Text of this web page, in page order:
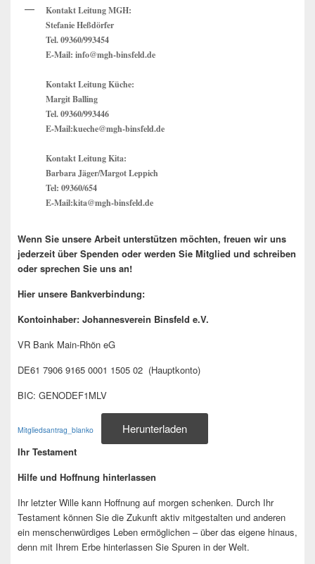
Kontakt Leitung MGH:
Stefanie Heßdörfer
Tel. 09360/993454
E-Mail: info@mgh-binsfeld.de
Kontakt Leitung Küche:
Margit Balling
Tel. 09360/993446
E-Mail:kueche@mgh-binsfeld.de
Kontakt Leitung Kita:
Barbara Jäger/Margot Leppich
Tel: 09360/654
E-Mail:kita@mgh-binsfeld.de
Wenn Sie unsere Arbeit unterstützen möchten, freuen wir uns
jederzeit über Spenden oder werden Sie Mitglied und schreiben
oder sprechen Sie uns an!
Hier unsere Bankverbindung:
Kontoinhaber: Johannesverein Binsfeld e.V.
VR Bank Main-Rhön eG
DE61 7906 9165 0001 1505 02 (Hauptkonto)
BIC: GENODEF1MLV
Mitgliedsantrag_blanko Herunterladen
Ihr Testament
Hilfe und Hoffnung hinterlassen
Ihr letzter Wille kann Hoffnung auf morgen schenken. Durch Ihr
Testament können Sie die Zukunft aktiv mitgestalten und anderen
ein menschenwürdiges Leben ermöglichen – über das eigene hinaus,
denn mit Ihrem Erbe hinterlassen Sie Spuren in der Welt.